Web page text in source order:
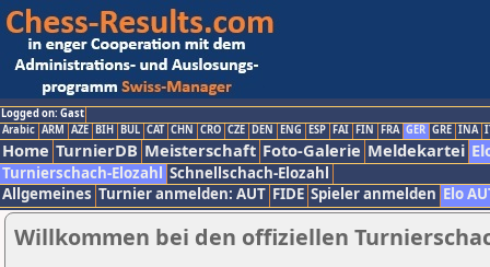
Logged on: Gast
Arabic ARM AZE BIH BUL CAT CHN CRO CZE DEN ENG ESP FAI FIN FRA GER GRE INA
Home TurnierDB Meisterschaft Foto-Galerie Meldekartei
Turnierschach-Elozahl Schnellschach-Elozahl
Allgemeines Turnier anmelden: AUT FIDE Spieler anmelden Elo
Willkommen bei den offiziellen